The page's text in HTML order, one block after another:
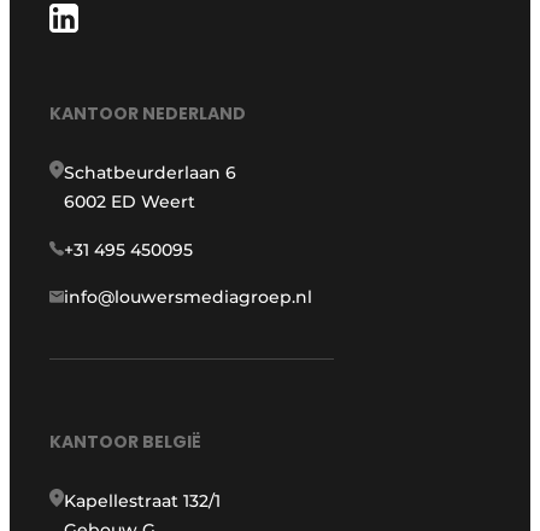
KANTOOR NEDERLAND
Schatbeurderlaan 6
6002 ED Weert
+31 495 450095
info@louwersmediagroep.nl
KANTOOR BELGIË
Kapellestraat 132/1